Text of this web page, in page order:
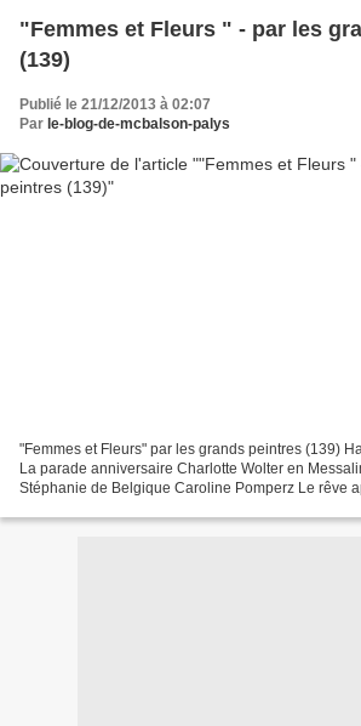
"Femmes et Fleurs " - par les
(139)
Publié le 21/12/2013 à 02:07
Par le-blog-de-mcbalson-palys
"Femmes et Fleurs" par les grands peintres (139)
La parade anniversaire Charlotte Wolter en
Stéphanie de Belgique Caroline Pomperz Le rêve